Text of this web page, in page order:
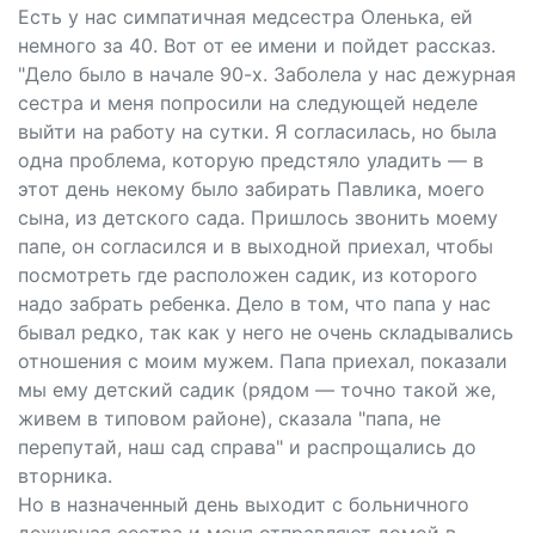
Есть у нас симпатичная медсестра Оленька, ей
немного за 40. Вот от ее имени и пойдет рассказ.
"Дело было в начале 90-х. Заболела у нас дежурная
сестра и меня попросили на следующей неделе
выйти на работу на сутки. Я согласилась, но была
одна проблема, которую предстяло уладить — в
этот день некому было забирать Павлика, моего
сына, из детского сада. Пришлось звонить моему
папе, он согласился и в выходной приехал, чтобы
посмотреть где расположен садик, из которого
надо забрать ребенка. Дело в том, что папа у нас
бывал редко, так как у него не очень складывались
отношения с моим мужем. Папа приехал, показали
мы ему детский садик (рядом — точно такой же,
живем в типовом районе), сказала "папа, не
перепутай, наш сад справа" и распрощались до
вторника.
Но в назначенный день выходит с больничного